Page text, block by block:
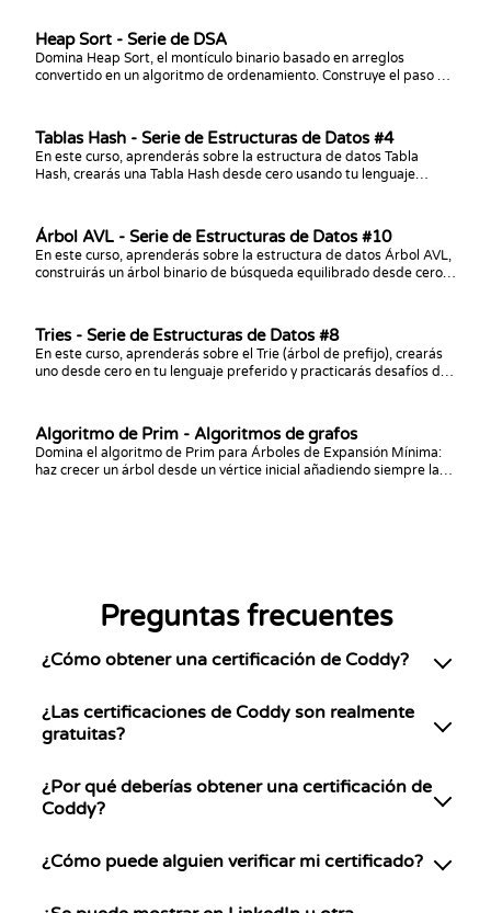
Heap Sort - Serie de DSA
Domina Heap Sort, el montículo binario basado en arreglos
convertido en un algoritmo de ordenamiento. Construye el paso de
desafíos de programación.
Tablas Hash - Serie de Estructuras de Datos #4
En este curso, aprenderás sobre la estructura de datos Tabla
Hash, crearás una Tabla Hash desde cero usando tu lenguaje
Árbol AVL - Serie de Estructuras de Datos #10
En este curso, aprenderás sobre la estructura de datos Árbol AVL,
construirás un árbol binario de búsqueda equilibrado desde cero
Tries - Serie de Estructuras de Datos #8
En este curso, aprenderás sobre el Trie (árbol de prefijo), crearás
uno desde cero en tu lenguaje preferido y practicarás desafíos de
Algoritmo de Prim - Algoritmos de grafos
Domina el algoritmo de Prim para Árboles de Expansión Mínima:
haz crecer un árbol desde un vértice inicial añadiendo siempre la
Preguntas frecuentes
¿Cómo obtener una certificación de Coddy?
¿Las certificaciones de Coddy son realmente
gratuitas?
¿Por qué deberías obtener una certificación de
Coddy?
¿Cómo puede alguien verificar mi certificado?